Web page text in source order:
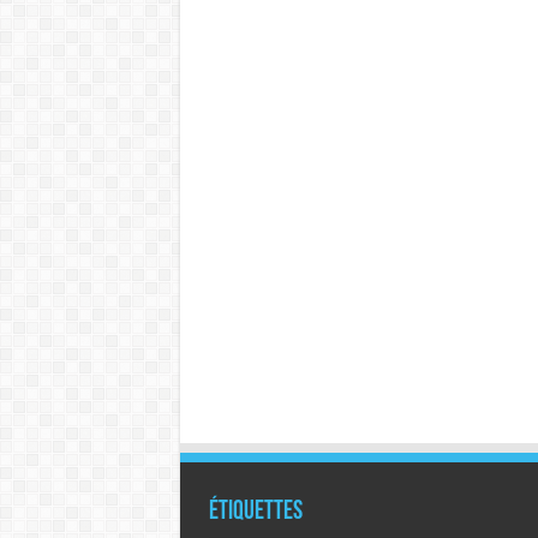
Étiquettes